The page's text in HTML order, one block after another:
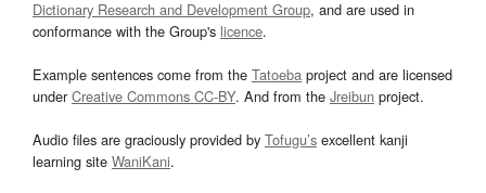
Dictionary Research and Development Group, and are used in
conformance with the Group's licence.
Example sentences come from the Tatoeba project and are licensed
underCreative Commons CC-BY. And from the Jreibun project.
Audio files are graciously provided by Tofugu’s excellent kanji
learning site WaniKani.